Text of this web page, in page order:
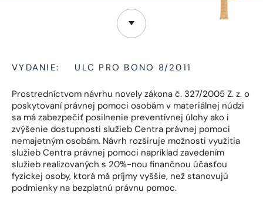
VYDANIE: ULC PRO BONO 8/2011
Prostredníctvom návrhu novely zákona č. 327/2005 Z. z. o
poskytovaní právnej pomoci osobám v materiálnej núdzi
sa má zabezpečiť posilnenie preventívnej úlohy ako i
zvýšenie dostupnosti služieb Centra právnej pomoci
nemajetným osobám. Návrh rozširuje možnosti využitia
služieb Centra právnej pomoci napríklad zavedením
služieb realizovaných s 20%-nou finančnou účasťou
fyzickej osoby, ktorá má príjmy vyššie, než stanovujú
podmienky na bezplatnú právnu pomoc.